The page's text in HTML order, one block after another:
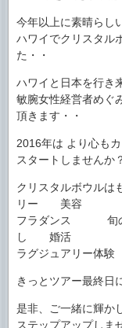
今年以上に素晴らし
ハワイでクリスタル
た・・
ハワイと日本を行き
敏腕女性経営者めぐ
頂きます・・
2016年は より心も
スタートしませんか
クリスタルボウル
リー 美容
フラダンス 旬
し 婚活
ラグジュアリー体
きっとツアー最終日
是非、ご一緒に輝か
ステップアップしま